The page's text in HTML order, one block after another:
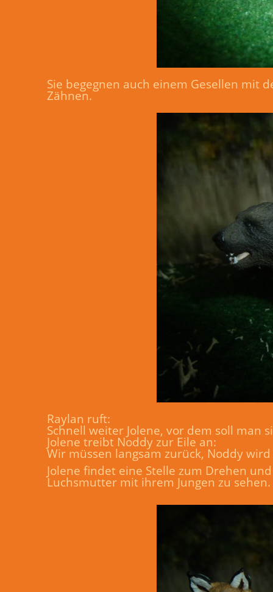
Sie begegnen auch einem Gesellen mit
Zähnen.
Raylan ruft:
Schnell weiter Jolene, vor dem soll man
Jolene treibt Noddy zur Eile an:
Wir müssen langsam zurück, Noddy
Jolene findet eine Stelle zum Drehen
Luchsmutter mit ihrem Jungen zu